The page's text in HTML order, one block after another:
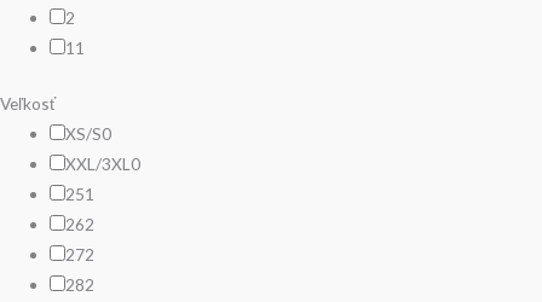
2
11
Veľkosť
XS/S0
XXL/3XL 0
251
262
272
282